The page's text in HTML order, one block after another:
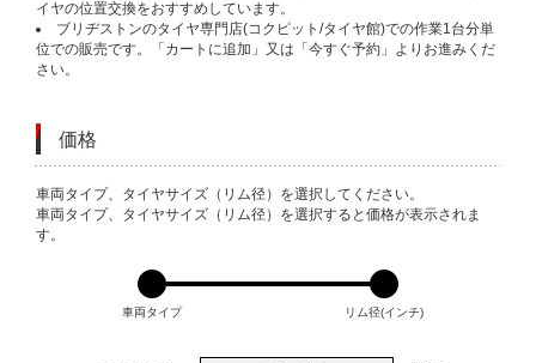
イヤの位置交換をおすすめしています。
ブリヂストンのタイヤ専門店(コクピット/タイヤ館)での作業1台分単
位での販売です。「カートに追加」又は「今すぐ予約」よりお進みくだ
さい。
価格
VARIATIONS
車両タイプ、タイヤサイズ（リム径）を選択してください。
車両タイプ、タイヤサイズ（リム径）を選択すると価格が表示されま
す。
車両タイプ リム径(インチ)